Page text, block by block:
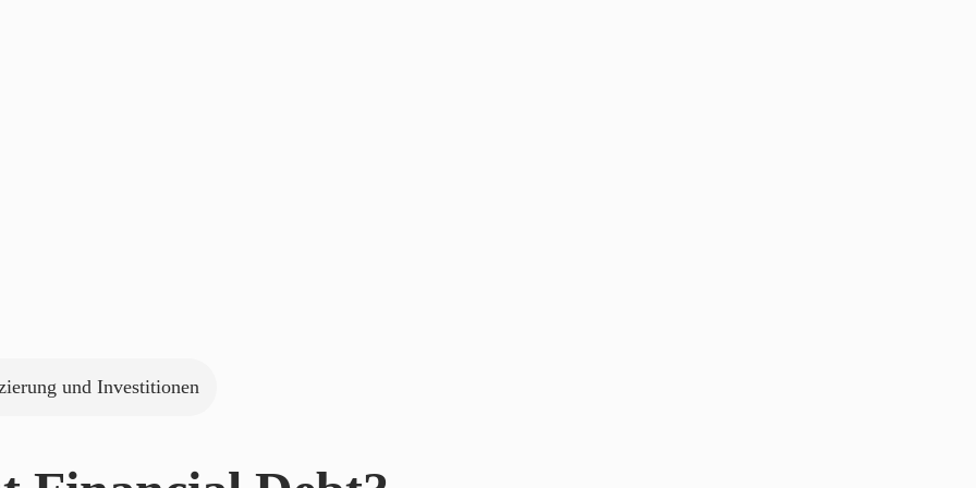
und Investitionen